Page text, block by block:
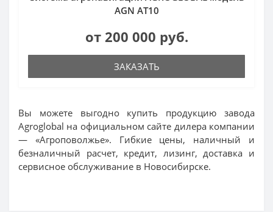
AGN AT10
от 200 000 руб.
ЗАКАЗАТЬ
Вы можете выгодно купить продукцию завода
Agroglobal на официальном сайте дилера компании
— «Агроповолжье». Гибкие цены, наличный и
безналичный расчет, кредит, лизинг, доставка и
сервисное обслуживание в Новосибирске.